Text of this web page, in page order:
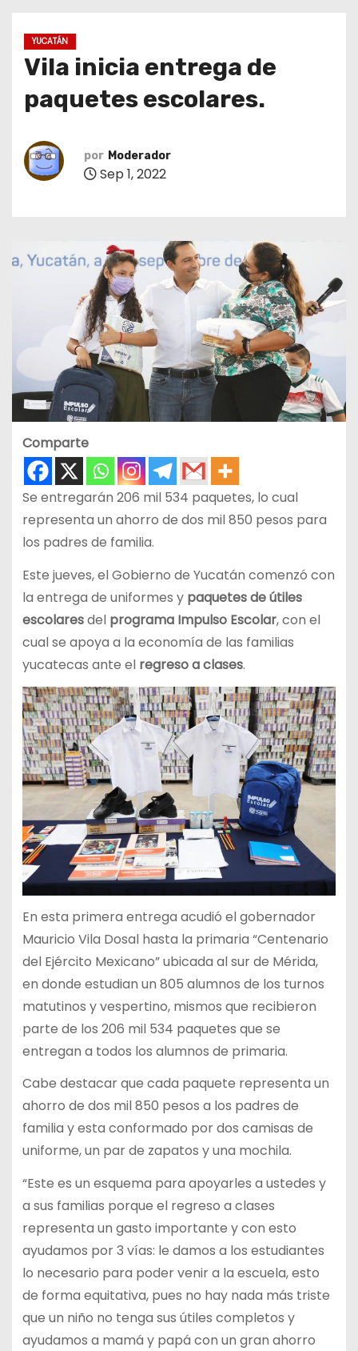
YUCATÁN
Vila inicia entrega de
paquetes escolares.
por Moderador
Sep 1, 2022
Comparte
Se entregarán 206 mil 534 paquetes, lo cual
representa un ahorro de dos mil 850 pesos para
los padres de familia.
Este jueves, el Gobierno de Yucatán comenzó con
la entrega de uniformes y paquetes de útiles
escolaresdel programa Impulso Escolar, con el
cual se apoya a la economía de las familias
yucatecas ante el regreso a clases.
En esta primera entrega acudió el gobernador
Mauricio Vila Dosal hasta la primaria “Centenario
del Ejército Mexicano” ubicada al sur de Mérida,
en donde estudian un 805 alumnos de los turnos
matutinos y vespertino, mismos que recibieron
parte de los 206 mil 534 paquetes que se
entregan a todos los alumnos de primaria.
Cabe destacar que cada paquete representa un
ahorro de dos mil 850 pesos a los padres de
familia y esta conformado por dos camisas de
uniforme, un par de zapatos y una mochila.
“Este es un esquema para apoyarles a ustedes y
a sus familias porque el regreso a clases
representa un gasto importante y con esto
ayudamos por 3 vías: le damos a los estudiantes
lo necesario para poder venir a la escuela, esto
de forma equitativa, pues no hay nada más triste
que un niño no tenga sus útiles completos y
ayudamos a mamá y papá con un gran ahorro